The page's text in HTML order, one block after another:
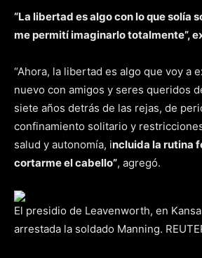
“La libertad es algo con lo que solía
me permití imaginarlo totalmente”,
“Ahora, la libertad es algo que voy a
nuevo con amigos y seres queridos
siete años detrás de las rejas, de
confinamiento solitario y
salud y autonomía, incluida la rutina
cortarme el cabello”, agregó.
El presidio de Leavenworth, en
arrestada la soldado Manning.